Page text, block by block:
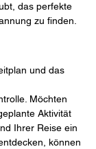
das perfekte
zu finden.
und das
Möchten
Aktivität
Ihrer Reise ein
können